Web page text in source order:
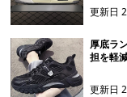
更新日
厚底ラ
担を軽
更新日